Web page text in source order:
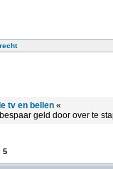
tv en bellen «
geld door over te
5